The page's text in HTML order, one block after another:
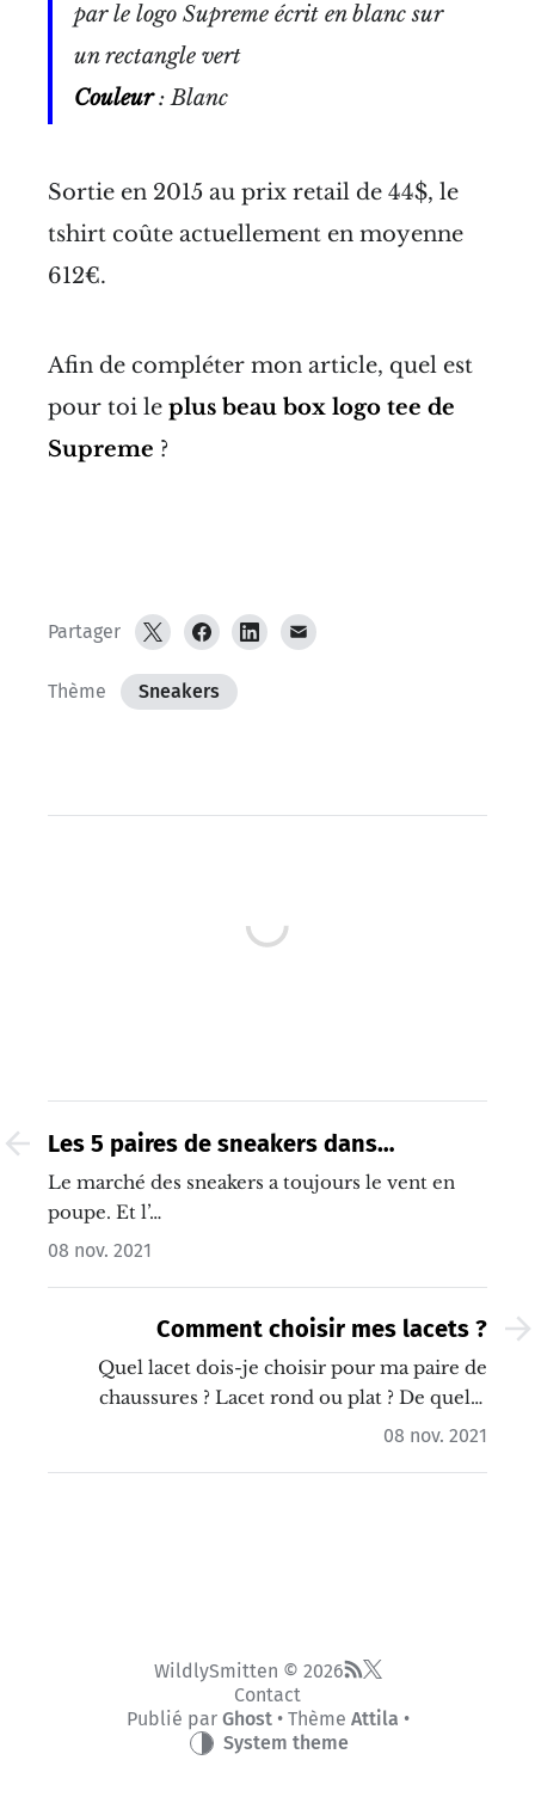
par le logo Supreme écrit en blanc sur
un rectangle vert
Couleur: Blanc
Sortie en 2015 au prix retail de 44$, le
tshirt coûte actuellement en moyenne
612€.
Afin de compléter mon article, quel est
pour toi le plus beau box logo tee de
Supreme ?
Partager
Thème Sneakers
Les 5 paires de sneakers dans
lesquelles investir en 2020
Le marché des sneakers a toujours le vent en
poupe. Et l’…
08 nov. 2021
Comment choisir mes lacets ?
Quel lacet dois-je choisir pour ma paire de
chaussures ? Lacet rond ou plat ? De quelle
longueur ? Dans cet article, tu vas découvrir les
08 nov. 2021
WildlySmitten © 2026
Contact
Publié par Ghost• Thème Attila •
System theme